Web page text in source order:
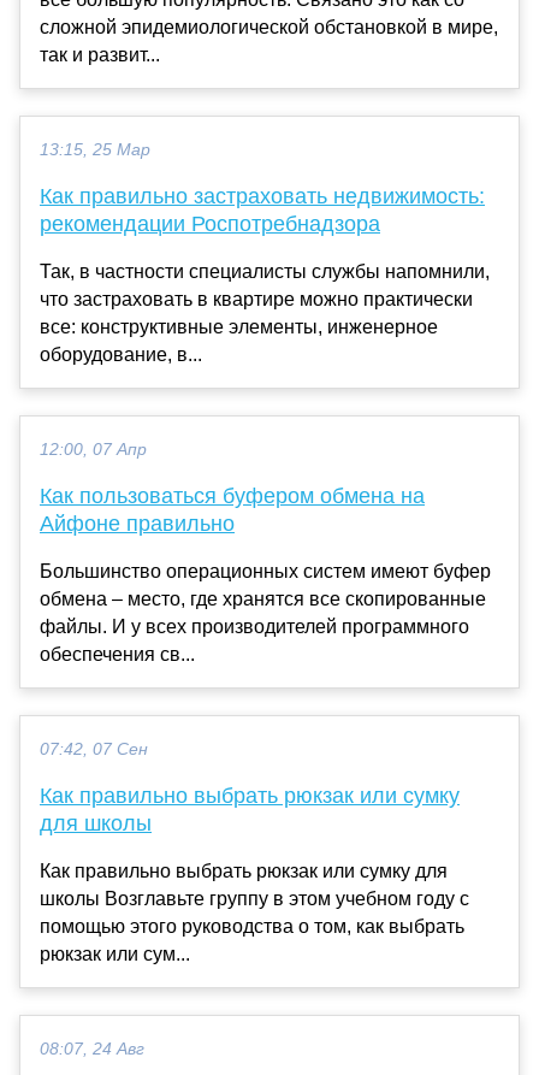
сложной эпидемиологической обстановкой в мире,
так и развит...
13:15, 25 Мар
Как правильно застраховать недвижимость:
рекомендации Роспотребнадзора
Так, в частности специалисты службы напомнили,
что застраховать в квартире можно практически
все: конструктивные элементы, инженерное
оборудование, в...
12:00, 07 Апр
Как пользоваться буфером обмена на
Айфоне правильно
Большинство операционных систем имеют буфер
обмена – место, где хранятся все скопированные
файлы. И у всех производителей программного
обеспечения св...
07:42, 07 Сен
Как правильно выбрать рюкзак или сумку
для школы
Как правильно выбрать рюкзак или сумку для
школы Возглавьте группу в этом учебном году с
помощью этого руководства о том, как выбрать
рюкзак или сум...
08:07, 24 Авг